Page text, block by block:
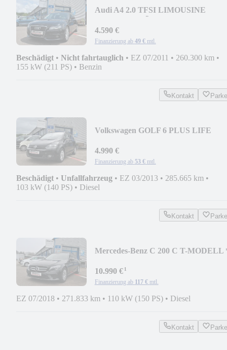
Audi A4 2.0 TFSI LIMOUSINE
4.590 €
Finanzierung ab 49 € mtl.
Beschädigt • Nicht fahrtauglich • EZ 07/2011 • 260.300 km •
155 kW (211 PS) • Benzin
Kontakt
Volkswagen GOLF 6 PLUS LIFE
4.990 €
Finanzierung ab 53 € mtl.
Beschädigt • Unfallfahrzeug • EZ 03/2013 • 285.665 km •
103 kW (140 PS) • Diesel
Kontakt
Mercedes-Benz C 200 C T-MODELL
10.990 €¹
Finanzierung ab 117 € mtl.
EZ 07/2018 • 271.833 km • 110 kW (150 PS) • Diesel
Kontakt